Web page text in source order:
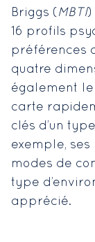
Briggs ( MBTI)
16 profils
préférences
quatre
également le
carte
clés d’un
exemple,
modes de
type
apprécié.